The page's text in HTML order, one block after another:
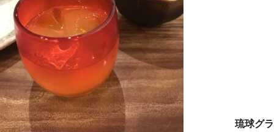
琉球グラ